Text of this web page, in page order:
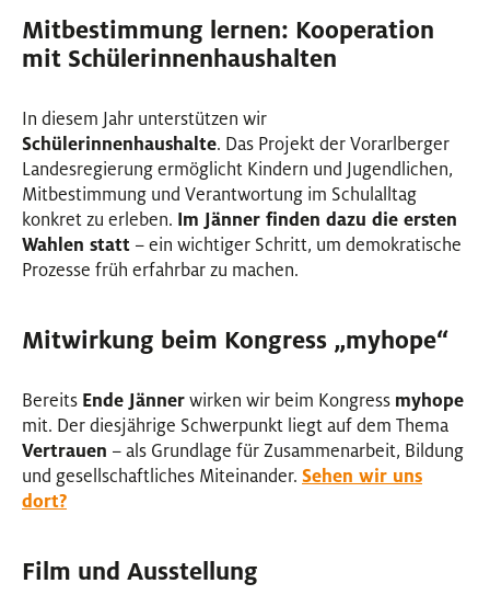
Mitbestimmung lernen: Kooperation
mit Schülerinnenhaushalten
In diesem Jahr unterstützen wir
Schülerinnenhaushalte. Das Projekt der Vorarlberger
Landesregierung ermöglicht Kindern und Jugendlichen,
Mitbestimmung und Verantwortung im Schulalltag
konkret zu erleben. Im Jänner finden dazu die ersten
Wahlen statt – ein wichtiger Schritt, um demokratische
Prozesse früh erfahrbar zu machen.
Mitwirkung beim Kongress „myhope“
Bereits Ende Jännerwirken wir beim Kongress myhope
mit. Der diesjährige Schwerpunkt liegt auf dem Thema
Vertrauen – als Grundlage für Zusammenarbeit, Bildung
und gesellschaftliches Miteinander. Sehen wir uns
dort?
Film und Ausstellung